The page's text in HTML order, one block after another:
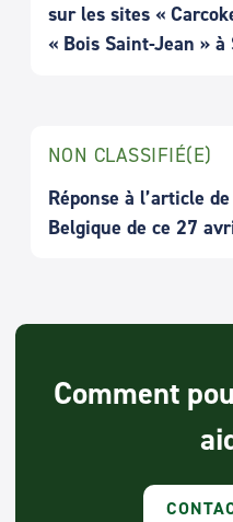
sur les sites «
« Bois Saint-Jean » à
NON CLASSIFIÉ(E)
Réponse à l’article
Belgique de ce 27
Comment